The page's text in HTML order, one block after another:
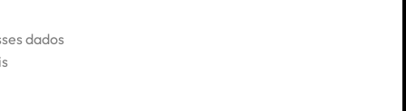
dados